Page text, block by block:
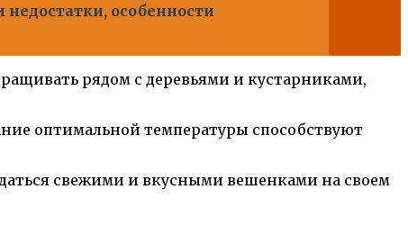
особенности
рядом с деревьями и кустарниками,
оптимальной температуры способствуют
свежими и вкусными вешенками на своем